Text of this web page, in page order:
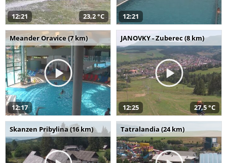
12:21 23,2 °C 12:21
Meander Oravice (7 km)
12:17
JANOVKY - Zuberec (8 km)
12:25 27,5 °C
Skanzen Pribylina (16 km) Tatralandia (24 km)